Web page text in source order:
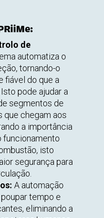
de
automatiza o
tornando-o
fiável do que a
pode ajudar a
segmentos de
chegam aos
a importância
funcionamento
isto
segurança para
A automação
tempo e
eliminando a